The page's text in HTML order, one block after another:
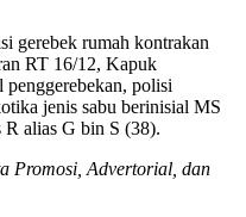
gerebek rumah kontrakan
RT 16/12, Kapuk
penggerebekan, polisi
jenis sabu berinisial MS
R alias G bin S (38).
Promosi, Advertorial, dan